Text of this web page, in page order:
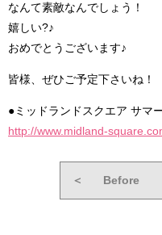
なんて素敵なんでしょう！
嬉しい?♪
おめでとうございます♪
皆様、ぜひご予定下さいね！
●ミッドランドスクエア サマ
http://www.midland-
＜ Before